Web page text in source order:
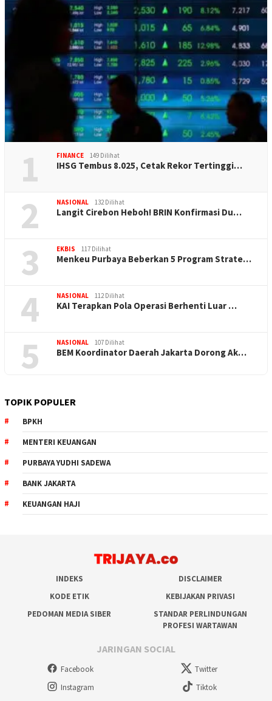
1 FINANCE 149 Dilihat
IHSG Tembus 8.025, Cetak Rekor Tertinggi…
2 NASIONAL 132 Dilihat
Langit Cirebon Heboh! BRIN Konfirmasi Du…
3 EKBIS 117 Dilihat
Menkeu Purbaya Beberkan 5 Program Strate…
4 NASIONAL 112 Dilihat
KAI Terapkan Pola Operasi Berhenti Luar …
5 NASIONAL 107 Dilihat
BEM Koordinator Daerah Jakarta Dorong Ak…
TOPIK POPULER
BPKH
MENTERI KEUANGAN
PURBAYA YUDHI SADEWA
BANK JAKARTA
KEUANGAN HAJI
INDEKS
DISCLAIMER
KODE ETIK
KEBIJAKAN PRIVASI
PEDOMAN MEDIA SIBER
STANDAR PERLINDUNGAN
PROFESI WARTAWAN
JARINGAN SOCIAL
Facebook
Twitter
Instagram
Tiktok